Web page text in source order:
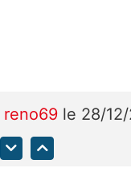
reno69 le 28/